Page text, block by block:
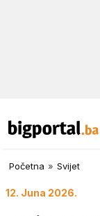
Početna » Svijet
12. Juna 2026.